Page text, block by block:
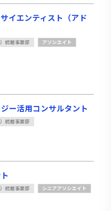
イエンティスト（アド
統轄事業部
アソシエイト
ー活用コンサルタント
統轄事業部
統轄事業部
シニアアソシエイト